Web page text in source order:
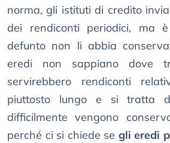
norma, gli istituti di credito
dei rendiconti periodici, ma
defunto non li abbia
eredi non sappiano dove
servirebbero rendiconti
piuttosto lungo e si tratta
difficilmente vengono
perché ci si chiede se gli eredi